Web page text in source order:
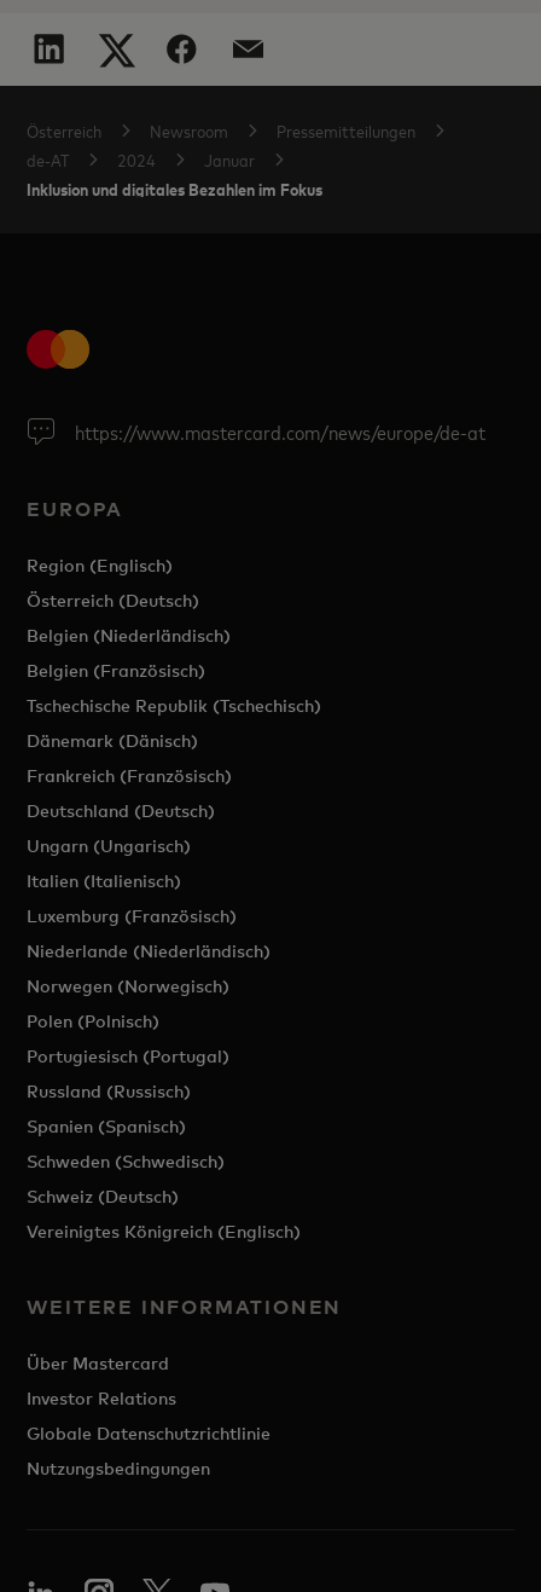
Österreich Newsroom
Pressemitteilungen
de-AT
2024 Januar
Inklusion und digitales Bezahlen im Fokus
https://www.mastercard.com/news/europe/de-at
EUROPA
Region (Englisch)
Österreich (Deutsch)
Belgien (Niederländisch)
Belgien (Französisch)
Tschechische Republik (Tschechisch)
Dänemark (Dänisch)
Frankreich (Französisch)
Deutschland (Deutsch)
Ungarn (Ungarisch)
Italien (Italienisch)
Luxemburg (Französisch)
Niederlande (Niederländisch)
Norwegen (Norwegisch)
Polen (Polnisch)
Portugiesisch (Portugal)
Russland (Russisch)
Spanien (Spanisch)
Schweden (Schwedisch)
Schweiz (Deutsch)
Vereinigtes Königreich (Englisch)
WEITERE INFORMATIONEN
Über Mastercard
Investor Relations
Globale Datenschutzrichtlinie
Nutzungsbedingungen